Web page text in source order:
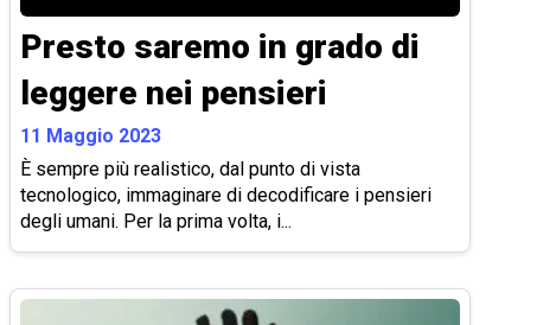
Presto saremo in grado di
leggere nei pensieri
11 Maggio 2023
È sempre più realistico, dal punto di vista
tecnologico, immaginare di decodificare i pensieri
degli umani. Per la prima volta, i...